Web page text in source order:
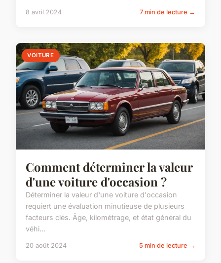
8 avril 2024 7 min de lecture →
VOITURE
Comment déterminer la valeur
d'une voiture d'occasion ?
Déterminer la valeur d'une voiture d'occasion
requiert une évaluation minutieuse de plusieurs
facteurs clés. Âge, kilométrage, et état général du
véhi...
20 août 2024 5 min de lecture →